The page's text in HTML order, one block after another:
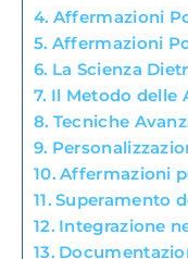
Affermazioni
Affermazioni
La Scienza
Il Metodo delle
Tecniche
Affermazioni
Superamento
Integrazione